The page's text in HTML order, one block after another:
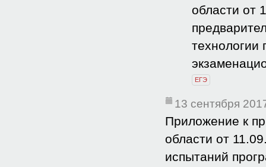
области от
технологии
ЕГЭ
13 сентября
Приложение к
области от
испытаний